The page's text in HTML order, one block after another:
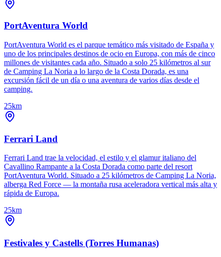
PortAventura World
PortAventura World es el parque temático más visitado de España y
uno de los principales destinos de ocio en Europa, con más de cinco
millones de visitantes cada año. Situado a solo 25 kilómetros al sur
de Camping La Noria a lo largo de la Costa Dorada, es una
excursión fácil de un día o una aventura de varios días desde el
camping.
25km
Ferrari Land
Ferrari Land trae la velocidad, el estilo y el glamur italiano del
Cavallino Rampante a la Costa Dorada como parte del resort
PortAventura World. Situado a 25 kilómetros de Camping La Noria,
alberga Red Force — la montaña rusa aceleradora vertical más alta y
rápida de Europa.
25km
Festivales y Castells (Torres Humanas)